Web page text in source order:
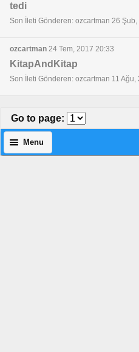
tedi
Son İleti Gönderen: ozcartman 26
ozcartman 24 Tem, 2017 20:33
KitapAndKitap
Son İleti Gönderen: ozcartman 11 Ağu,
Go to page:
Menu